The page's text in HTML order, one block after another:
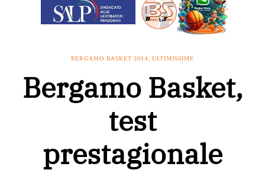
BERGAMO BASKET 2014, ULTIMISSIME
Bergamo Basket,
test
prestagionale